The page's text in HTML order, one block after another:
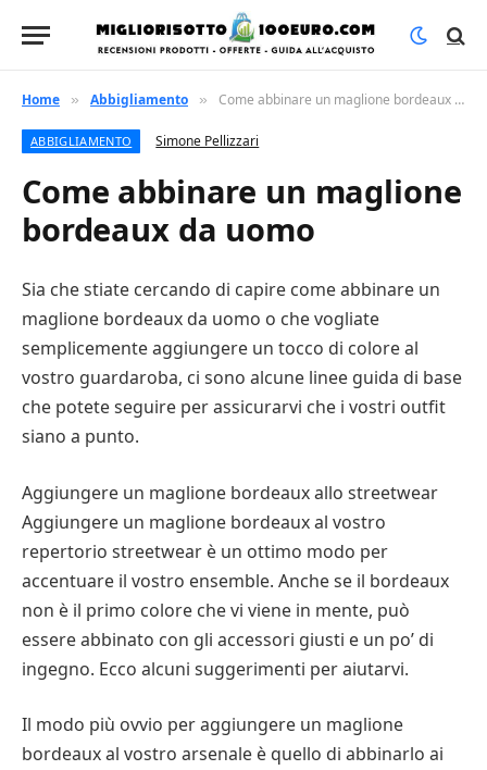
Home » Abbigliamento » Come abbinare un maglione bordeaux da uomo
ABBIGLIAMENTO Simone Pellizzari
Come abbinare un maglione
bordeaux da uomo
Sia che stiate cercando di capire come abbinare un
maglione bordeaux da uomo o che vogliate
semplicemente aggiungere un tocco di colore al
vostro guardaroba, ci sono alcune linee guida di base
che potete seguire per assicurarvi che i vostri outfit
siano a punto.
Aggiungere un maglione bordeaux allo streetwear
Aggiungere un maglione bordeaux al vostro
repertorio streetwear è un ottimo modo per
accentuare il vostro ensemble. Anche se il bordeaux
non è il primo colore che vi viene in mente, può
essere abbinato con gli accessori giusti e un po’ di
ingegno. Ecco alcuni suggerimenti per aiutarvi.
Il modo più ovvio per aggiungere un maglione
bordeaux al vostro arsenale è quello di abbinarlo ai